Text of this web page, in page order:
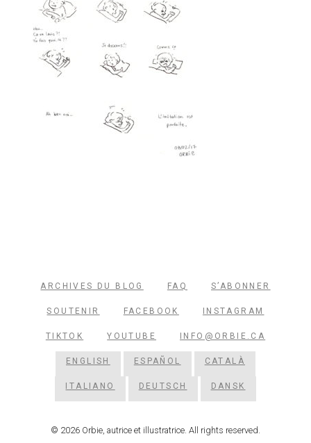
ARCHIVES DU BLOG FAQ S’ABONNER
SOUTENIR FACEBOOK INSTAGRAM
TIKTOK YOUTUBE INFO@ORBIE.CA
ENGLISH ESPAÑOL CATALÀ
ITALIANO DEUTSCH DANSK
© 2026 Orbie, autrice et illustratrice. All rights reserved.